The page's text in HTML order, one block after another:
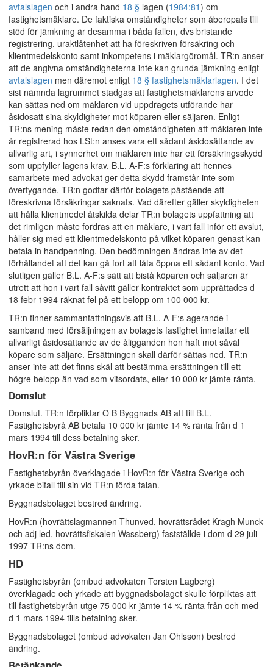
avtalslagen och i andra hand 18 § lagen (1984:81) om
fastighetsmäklare. De faktiska omständigheter som åberopats till
stöd för jämkning är desamma i båda fallen, dvs bristande
registrering, uraktlåtenhet att ha föreskriven försäkring och
klientmedelskonto samt inkompetens i mäklargöromål. TR:n anser
att de angivna omständigheterna inte kan grunda jämkning enligt
avtalslagen men däremot enligt 18 § fastighetsmäklarlagen. I det
sist nämnda lagrummet stadgas att fastighetsmäklarens arvode
kan sättas ned om mäklaren vid uppdragets utförande har
åsidosatt sina skyldigheter mot köparen eller säljaren. Enligt
TR:ns mening måste redan den omständigheten att mäklaren inte
är registrerad hos LSt:n anses vara ett sådant åsidosättande av
allvarlig art, i synnerhet om mäklaren inte har ett försäkringsskydd
som uppfyller lagens krav. B.L. A-F:s förklaring att hennes
samarbete med advokat ger detta skydd framstår inte som
övertygande. TR:n godtar därför bolagets påstående att
föreskrivna försäkringar saknats. Vad därefter gäller skyldigheten
att hålla klientmedel åtskilda delar TR:n bolagets uppfattning att
det rimligen måste fordras att en mäklare, i vart fall inför ett avslut,
håller sig med ett klientmedelskonto på vilket köparen genast kan
betala in handpenning. Den bedömningen ändras inte av det
förhållandet att det kan gå fort att låta öppna ett sådant konto. Vad
slutligen gäller B.L. A-F:s sätt att bistå köparen och säljaren är
utrett att hon i vart fall såvitt gäller kontraktet som upprättades d
18 febr 1994 räknat fel på ett belopp om 100 000 kr.
TR:n finner sammanfattningsvis att B.L. A-F:s agerande i
samband med försäljningen av bolagets fastighet innefattar ett
allvarligt åsidosättande av de åligganden hon haft mot såväl
köpare som säljare. Ersättningen skall därför sättas ned. TR:n
anser inte att det finns skäl att bestämma ersättningen till ett
högre belopp än vad som vitsordats, eller 10 000 kr jämte ränta.
Domslut
Domslut. TR:n förpliktar O B Byggnads AB att till B.L.
Fastighetsbyrå AB betala 10 000 kr jämte 14 % ränta från d 1
mars 1994 till dess betalning sker.
HovR:n för Västra Sverige
Fastighetsbyrån överklagade i HovR:n för Västra Sverige och
yrkade bifall till sin vid TR:n förda talan.
Byggnadsbolaget bestred ändring.
HovR:n (hovrättslagmannen Thunved, hovrättsrådet Kragh Munck
och adj led, hovrättsfiskalen Wassberg) fastställde i dom d 29 juli
1997 TR:ns dom.
HD
Fastighetsbyrån (ombud advokaten Torsten Lagberg)
överklagade och yrkade att byggnadsbolaget skulle förpliktas att
till fastighetsbyrån utge 75 000 kr jämte 14 % ränta från och med
d 1 mars 1994 tills betalning sker.
Byggnadsbolaget (ombud advokaten Jan Ohlsson) bestred
ändring.